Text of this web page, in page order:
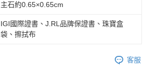
主石約0.65×0.65cm
IGI國際證書、J.RL品牌保證書、珠寶盒
袋、擦拭布
客服